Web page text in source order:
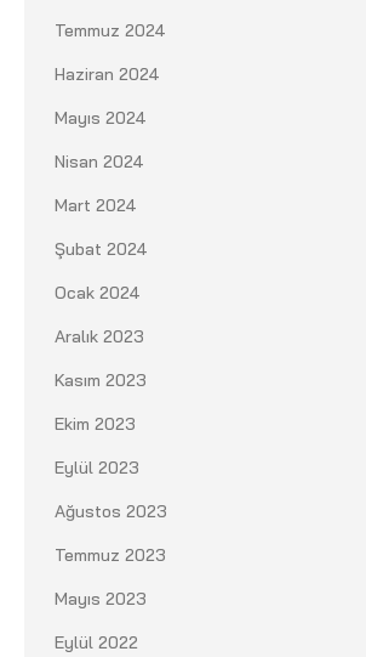
Temmuz 2024
Haziran 2024
Mayıs 2024
Nisan 2024
Mart 2024
Şubat 2024
Ocak 2024
Aralık 2023
Kasım 2023
Ekim 2023
Eylül 2023
Ağustos 2023
Temmuz 2023
Mayıs 2023
Eylül 2022